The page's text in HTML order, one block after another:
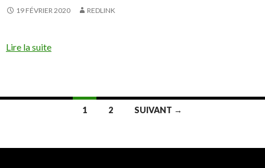
19 FÉVRIER 2020 REDLINK
Lire la suite
articles
1 2 SUIVANT →